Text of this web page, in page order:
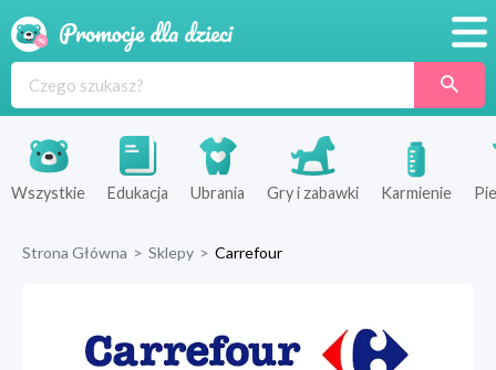
Produkty
Sklepy
Wszystkie Edukacja Ubrania Gry i zabawki Karmienie
Strona Główna > Sklepy > Carrefour